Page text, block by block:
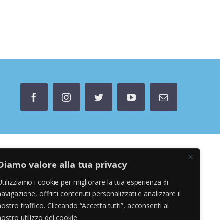
valore alla tua privacy
i cookie per migliorare la tua esperienza di
offrirti contenuti personalizzati e analizzare il
traffico. Cliccando “Accetta tutti”, acconsenti al
utilizzo dei cookie.
facebookinstagramtwitter youtube Email